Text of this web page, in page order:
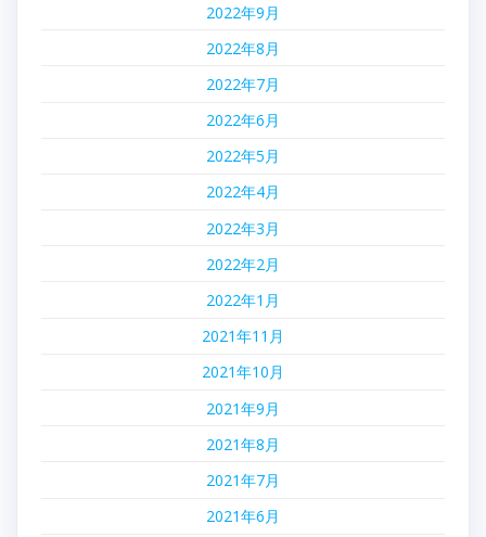
2022年9月
2022年8月
2022年7月
2022年6月
2022年5月
2022年4月
2022年3月
2022年2月
2022年1月
2021年11月
2021年10月
2021年9月
2021年8月
2021年7月
2021年6月